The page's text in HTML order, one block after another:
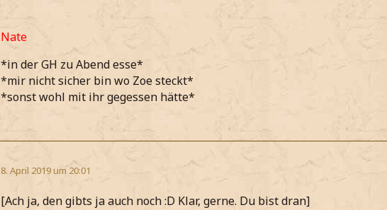
Nate
*in der GH zu Abend esse*
*mir nicht sicher bin wo Zoe steckt*
*sonst wohl mit ihr gegessen hätte*
8. April 2019 um 20:01
[Ach ja, den gibts ja auch noch :D Klar, gerne. Du bist dran]